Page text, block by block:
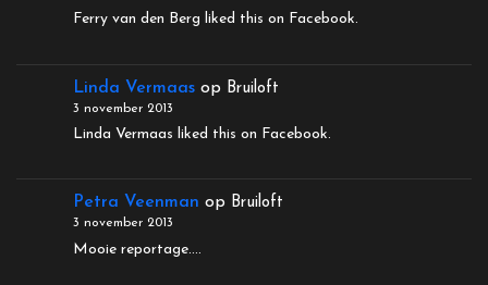
Ferry van den Berg liked this on Facebook.
Linda Vermaas op Bruiloft
3 november 2013
Linda Vermaas liked this on Facebook.
Petra Veenman op Bruiloft
3 november 2013
Mooie reportage....